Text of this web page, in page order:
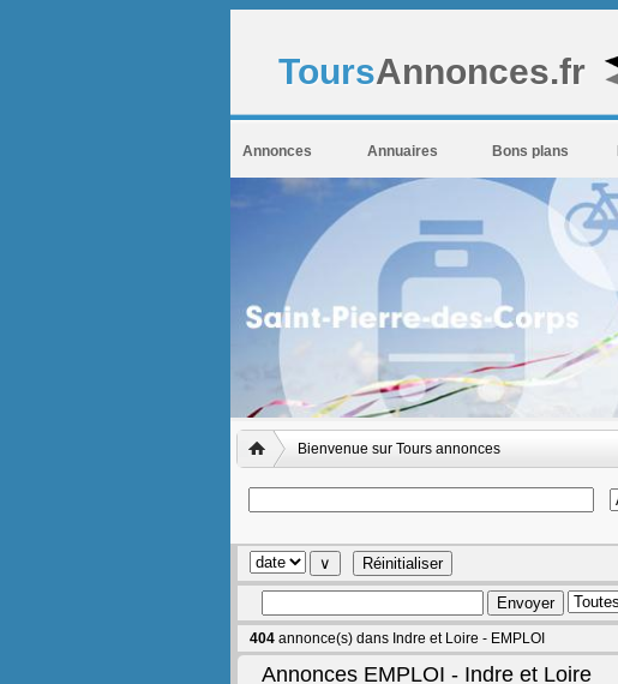
ToursAnnonces.fr
Annonces Annuaires Bons plans
Bienvenue sur Tours annonces
404 annonce(s) dans Indre et Loire - EMPLOI
Annonces EMPLOI - Indre et Loire